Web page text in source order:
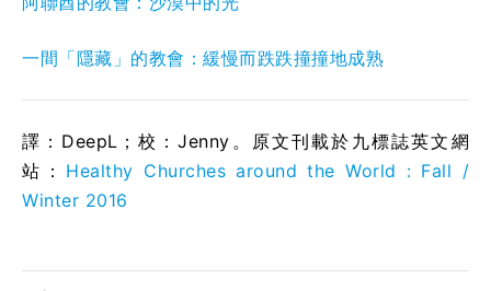
一間「隱藏」的教會：緩慢而跌跌撞撞地成熟
譯：DeepL；校：Jenny。原文刊載於九標誌英文網
站： Healthy Churches around the World : Fall /
Winter 2016